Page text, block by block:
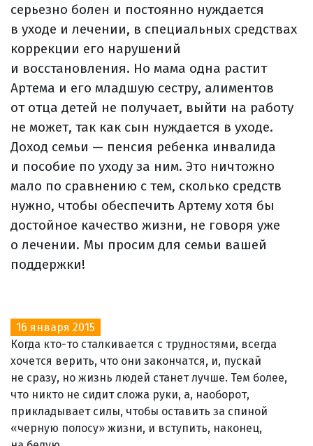
серьезно болен и постоянно нуждается
в уходе и лечении, в специальных средствах
коррекции его нарушений
и восстановления. Но мама одна растит
Артема и его младшую сестру, алиментов
от отца детей не получает, выйти на работу
не может, так как сын нуждается в уходе.
Доход семьи — пенсия ребенка инвалида
и пособие по уходу за ним. Это ничтожно
мало по сравнению с тем, сколько средств
нужно, чтобы обеспечить Артему хотя бы
достойное качество жизни, не говоря уже
о лечении. Мы просим для семьи вашей
поддержки!
16 января 2015
Когда кто-то сталкивается с трудностями, всегда
хочется верить, что они закончатся, и, пускай
не сразу, но жизнь людей станет лучше. Тем более,
что никто не сидит сложа руки, а, наоборот,
прикладывает силы, чтобы оставить за спиной
«черную полосу» жизни, и вступить, наконец,